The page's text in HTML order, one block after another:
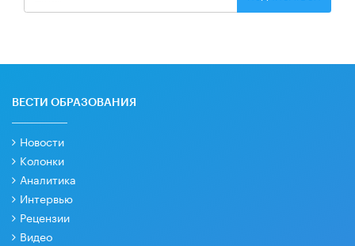
ВЕСТИ ОБРАЗОВАНИЯ
Новости
Колонки
Аналитика
Интервью
Рецензии
Видео